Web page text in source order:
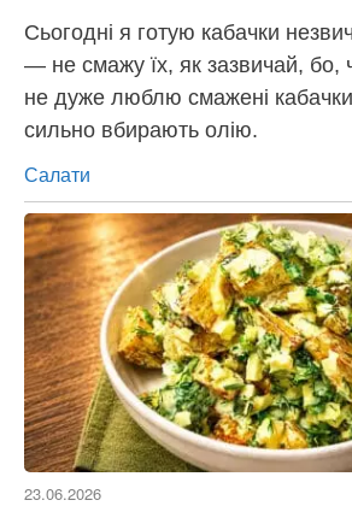
Сьогодні я готую кабачки
— не смажу їх, як зазвичай, бо,
не дуже люблю смажені
сильно вбирають олію.
Категорії
Салати
23.06.2026